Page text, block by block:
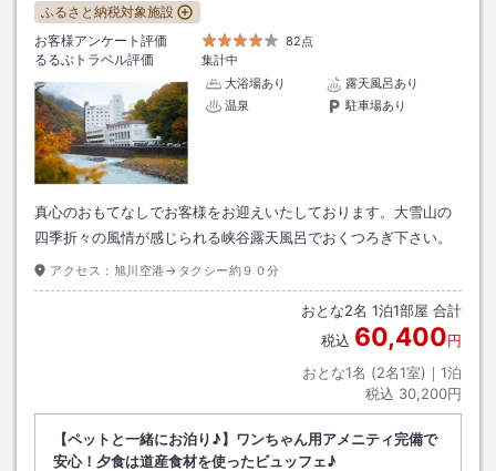
ふるさと納税対象施設
お客様アンケート評価
82点
るるぶトラベル評価
集計中
大浴場あり
露天風呂あり
温泉
駐車場あり
真心のおもてなしでお客様をお迎えいたしております。大雪山の
四季折々の風情が感じられる峡谷露天風呂でおくつろぎ下さい。
アクセス： 旭川空港→タクシー約９０分
おとな2名 1泊1部屋 合計
税込 60,400円
おとな1名 (2名1室)｜ 1泊
税込 30,200円
【ペットと一緒にお泊り♪】ワンちゃん用アメニティ完備で
安心！夕食は道産食材を使ったビュッフェ♪